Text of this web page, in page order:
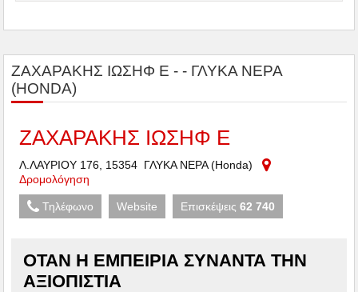
ΖΑΧΑΡΑΚΗΣ ΙΩΣΗΦ Ε - - ΓΛΥΚΑ ΝΕΡΑ
(HONDA)
ΖΑΧΑΡΑΚΗΣ ΙΩΣΗΦ Ε
Λ.ΛΑΥΡΙΟΥ 176, 15354 ΓΛΥΚΑ ΝΕΡΑ (Honda)
Δρομολόγηση
Τηλέφωνο Website Επισκέψεις62 740
ΌΤΑΝ Η ΕΜΠΕΙΡΊΑ ΣΥΝΑΝΤΆ ΤΗΝ
ΑΞΙΟΠΙΣΤΊΑ